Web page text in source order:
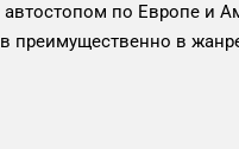
автостопом по Европе и
преимущественно в